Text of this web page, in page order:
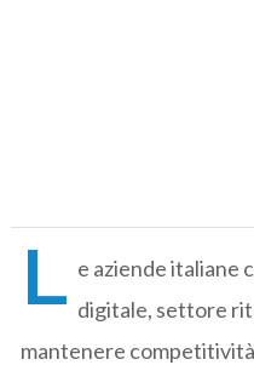
L e aziende italiane
digitale, settore
mantenere